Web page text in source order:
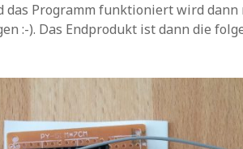
das Programm funktioniert wird dann
:-). Das Endprodukt ist dann die